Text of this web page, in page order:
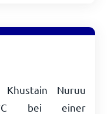
Nuruu
C bei einer